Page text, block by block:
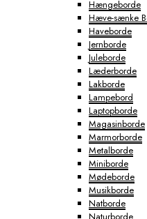
Hængeborde
Hæve-sænke
Haveborde
Jernborde
Juleborde
Læderborde
Lakborde
Lampebord
Laptopborde
Magasinborde
Marmorborde
Metalborde
Miniborde
Mødeborde
Musikborde
Natborde